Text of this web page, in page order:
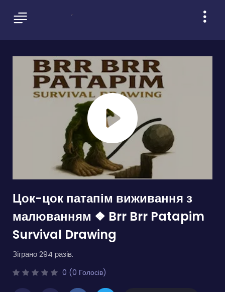
Цок-цок патапім виживання з
малюванням ❖ Brr Brr Patapim
Survival Drawing
Зіграно 294 разів.
0 (0 Голосів)